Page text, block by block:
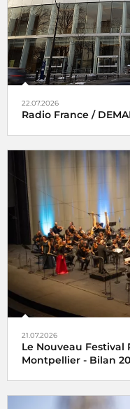
22.07.2026
Radio France /
21.07.2026
Le Nouveau Festival
Montpellier - Bilan